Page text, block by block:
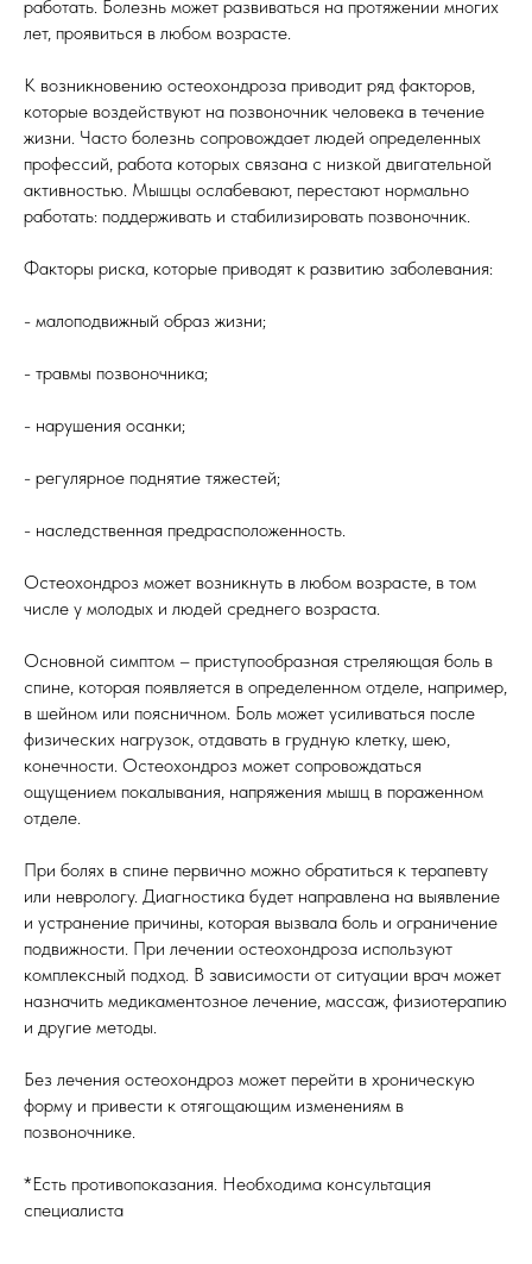
работать. Болезнь может развиваться на протяжении многих
лет, проявиться в любом возрасте.
К возникновению остеохондроза приводит ряд факторов,
которые воздействуют на позвоночник человека в течение
жизни. Часто болезнь сопровождает людей определенных
профессий, работа которых связана с низкой двигательной
активностью. Мышцы ослабевают, перестают нормально
работать: поддерживать и стабилизировать позвоночник.
Факторы риска, которые приводят к развитию заболевания:
- малоподвижный образ жизни;
- травмы позвоночника;
- нарушения осанки;
- регулярное поднятие тяжестей;
- наследственная предрасположенность.
Остеохондроз может возникнуть в любом возрасте, в том
числе у молодых и людей среднего возраста.
Основной симптом – приступообразная стреляющая боль в
спине, которая появляется в определенном отделе, например,
в шейном или поясничном. Боль может усиливаться после
физических нагрузок, отдавать в грудную клетку, шею,
конечности. Остеохондроз может сопровождаться
ощущением покалывания, напряжения мышц в пораженном
отделе.
При болях в спине первично можно обратиться к терапевту
или неврологу. Диагностика будет направлена на выявление
и устранение причины, которая вызвала боль и ограничение
подвижности. При лечении остеохондроза используют
комплексный подход. В зависимости от ситуации врач может
назначить медикаментозное лечение, массаж, физиотерапию
и другие методы.
Без лечения остеохондроз может перейти в хроническую
форму и привести к отягощающим изменениям в
позвоночнике.
*Есть противопоказания. Необходима консультация
специалиста